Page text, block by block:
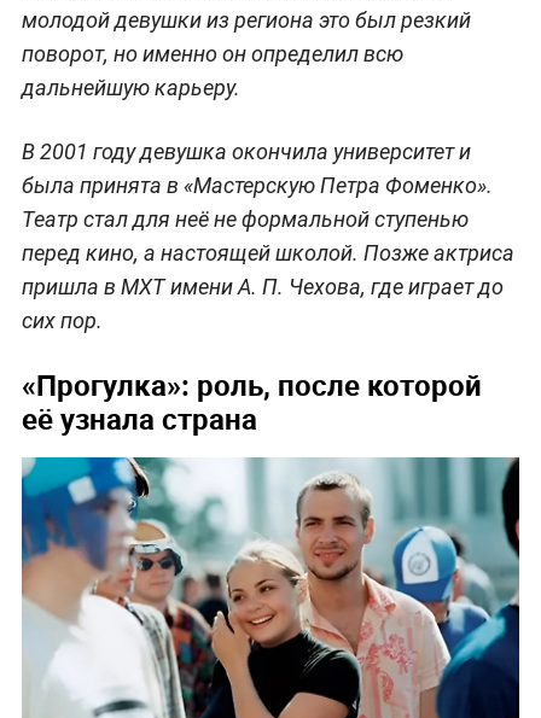
молодой девушки из региона это был резкий
поворот, но именно он определил всю
дальнейшую карьеру.
В 2001 году девушка окончила университет и
была принята в «Мастерскую Петра Фоменко».
Театр стал для неё не формальной ступенью
перед кино, а настоящей школой. Позже актриса
пришла в МХТ имени А. П. Чехова, где играет до
сих пор.
«Прогулка»: роль, после которой
её узнала страна